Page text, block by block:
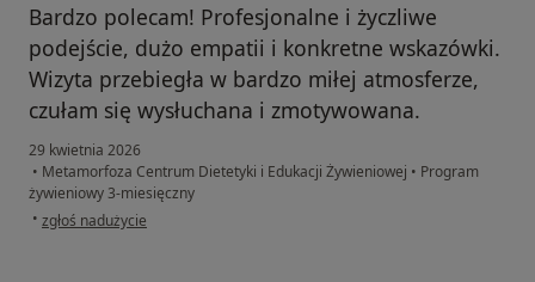
Bardzo polecam! Profesjonalne i życzliwe
podejście, dużo empatii i konkretne wskazówki.
Wizyta przebiegła w bardzo miłej atmosferze,
czułam się wysłuchana i zmotywowana.
29 kwietnia 2026
• Metamorfoza Centrum Dietetyki i Edukacji Żywieniowej • Program
żywieniowy 3-miesięczny
• w opinii użytkownika Alicja
zgłoś nadużycie